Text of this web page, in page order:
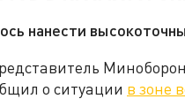
нанести
о ситуации в зоне